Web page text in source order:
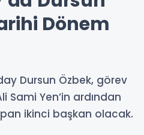
Dönem
Dursun Özbek, görev
Sami Yen’in ardından
ikinci başkan olacak.